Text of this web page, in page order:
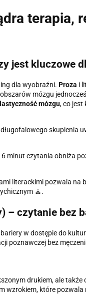
terapia,
jest kluczowe
dla wyobraźni. Proza i
mózgu
mózgu, co jest
skupienia
minut czytania obniża
literackimi pozwala na
🧘.
– czytanie bez
w dostępie do
poznawczej bez
drukiem, ale
wzrokiem, które